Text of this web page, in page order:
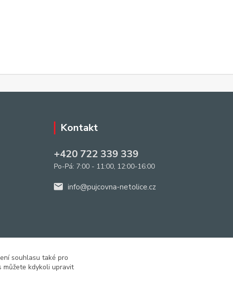
Kontakt
+420 722 339 339
Po-Pá: 7:00 - 11:00, 12:00-16:00
info@pujcovna-netolice.cz
souhlasu také pro
můžete kdykoli upravit